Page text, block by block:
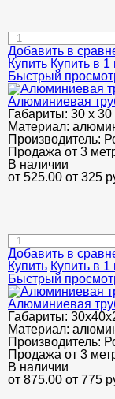
Добавить в
Купить Купить в 1
Быстрый
Алюминиевая
Габариты: 30 х 30
Материал:
Производитель:
Продажа от 3
В наличии
от 525.00 от 325
Добавить в
Купить Купить в 1
Быстрый
Алюминиевая
Габариты:
Материал:
Производитель:
Продажа от 3
В наличии
от 875.00 от 775